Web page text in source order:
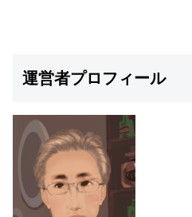
運営者プロフィール